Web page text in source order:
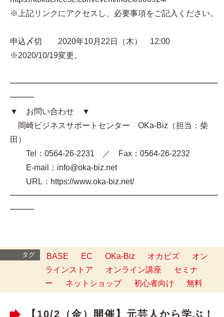
※上記リンクにアクセスし、必要事項をご記入ください。
申込〆切 2020年10月22日（木） 12:00
※2020/10/19変更。
━━━━━━━━━━━━━━━━━━━━━━━━━━
━━━
▼ お問い合わせ ▼
岡崎ビジネスサポートセンター OKa-Biz（担当：柴
田）
Tel：0564-26-2231 ／ Fax：0564-26-2232
E-mail：info@oka-biz.net
URL：https://www.oka-biz.net/
━━━━━━━━━━━━━━━━━━━━━━━━━━
━━━
タグ BASE EC OKa-Biz オカビズ
オン
ラインストア
オンライン講座
セミナ
ー
ネットショップ 初心者向け 無料
【10/2（金）開催】元芸人から学ぶ！